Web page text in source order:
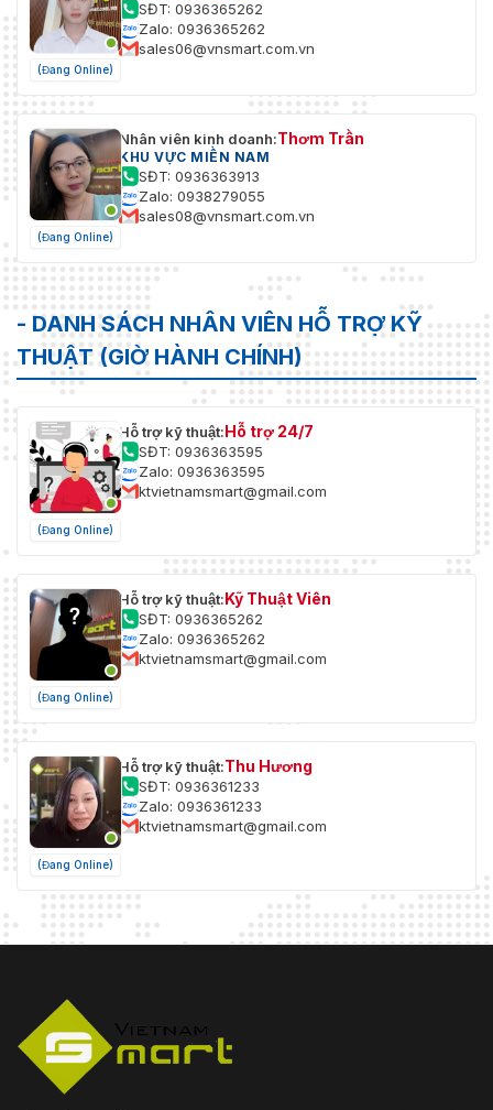
(Đang Online)
SĐT: 0936365262
Zalo: 0936365262
sales06@vnsmart.com.vn
(Đang Online)
Nhân viên kinh doanh:Thơm Trần
KHU VỰC MIỀN NAM
SĐT: 0936363913
Zalo: 0938279055
sales08@vnsmart.com.vn
- DANH SÁCH NHÂN VIÊN HỖ TRỢ KỸ
THUẬT (GIỜ HÀNH CHÍNH)
(Đang Online)
Hỗ trợ kỹ thuật:Hỗ trợ 24/7
SĐT: 0936363595
Zalo: 0936363595
ktvietnamsmart@gmail.com
(Đang Online)
Hỗ trợ kỹ thuật:Kỹ Thuật Viên
SĐT: 0936365262
Zalo: 0936365262
ktvietnamsmart@gmail.com
(Đang Online)
Hỗ trợ kỹ thuật:Thu Hương
SĐT: 0936361233
Zalo: 0936361233
ktvietnamsmart@gmail.com